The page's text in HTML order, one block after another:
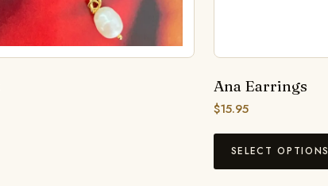
Ana Earrings
$15.95
SELECT OPTIONS